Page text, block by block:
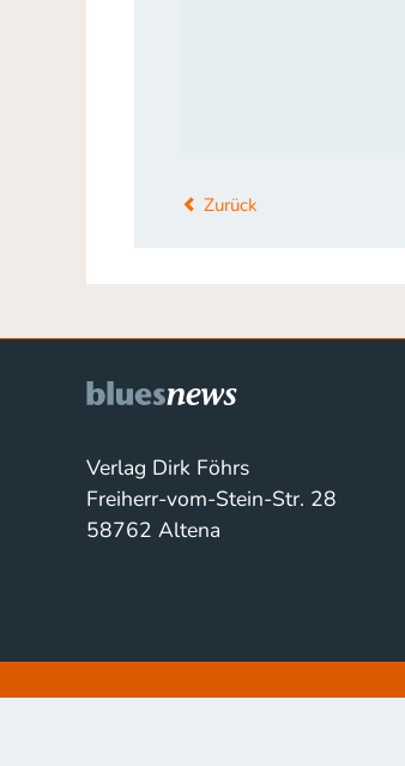
Zurück
Verlag Dirk Föhrs
Freiherr-vom-Stein-Str. 28
58762 Altena